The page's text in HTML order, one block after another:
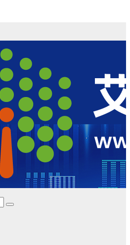
动态；气凝胶在新能源如锂电、储